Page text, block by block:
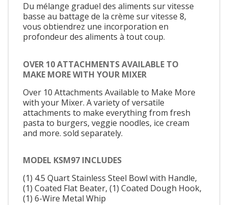
Du mélange graduel des aliments sur vitesse
basse au battage de la crème sur vitesse 8,
vous obtiendrez une incorporation en
profondeur des aliments à tout coup.
OVER 10 ATTACHMENTS AVAILABLE TO
MAKE MORE WITH YOUR MIXER
Over 10 Attachments Available to Make More
with your Mixer. A variety of versatile
attachments to make everything from fresh
pasta to burgers, veggie noodles, ice cream
and more. sold separately.
MODEL KSM97 INCLUDES
(1) 4.5 Quart Stainless Steel Bowl with Handle,
(1) Coated Flat Beater, (1) Coated Dough Hook,
(1) 6-Wire Metal Whip